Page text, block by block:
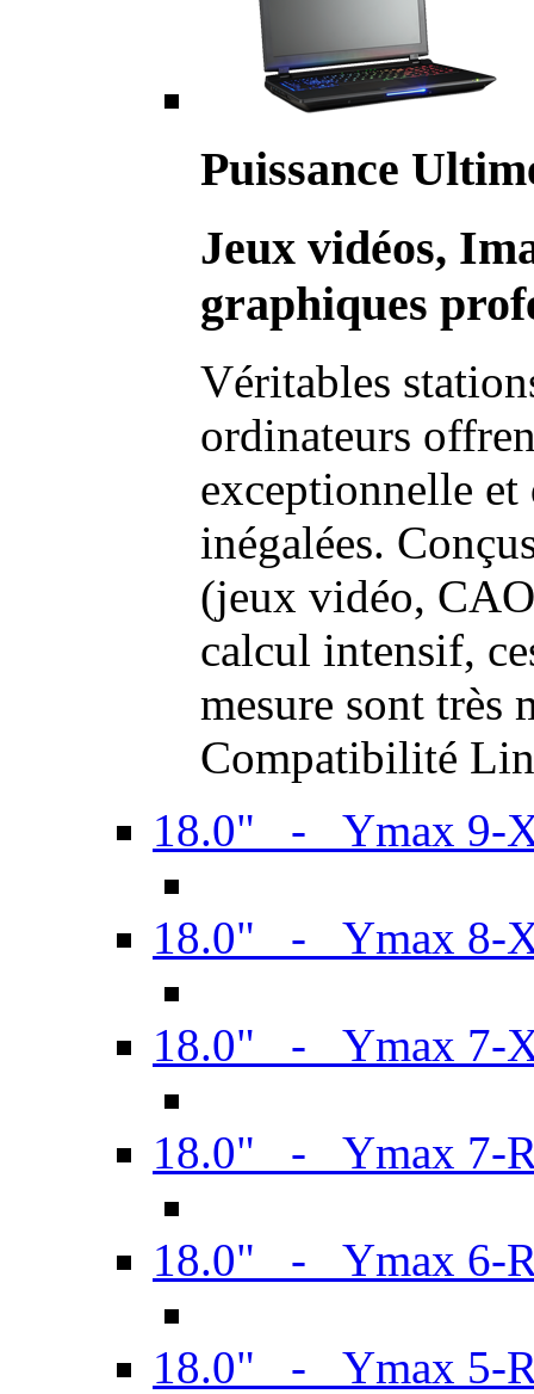
Puissance
Jeux vidéos,
graphiques
Véritables
ordinateurs
exceptionnelle et
inégalées.
(jeux vidéo,
calcul intensif,
mesure sont très
Compatibilité
18.0" - Ymax 9-
18.0" - Ymax 8-
18.0" - Ymax 7-
18.0" - Ymax 7-
18.0" - Ymax 6-
18.0" - Ymax 5-